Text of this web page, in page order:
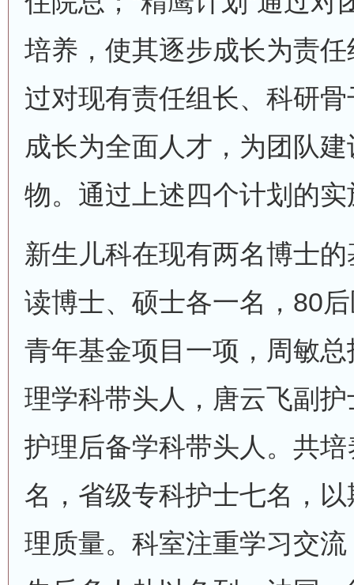
培养，使其逐步成长为责任
过对现有责任组长、科研
成长为全面人才，为团队
物。通过上述四个计划的
新生儿科在现有两名博士
读博士、硕士各一名，80
青年基金项目一项，周敏
理学科带头人，唐云飞副
护理后备学科带头人。共
名，省级专科护士七名，
理质量。科室注重学习交